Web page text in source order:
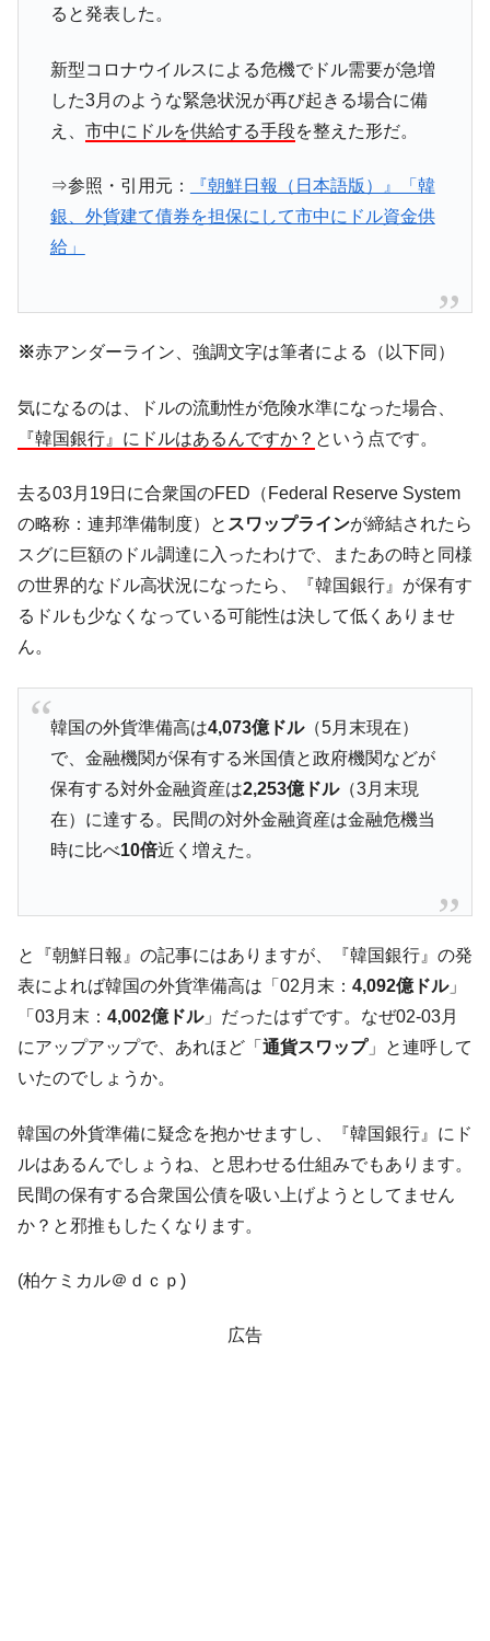
『Money1』
【速報】韓国株式市場の暴落・本日07月29
発動！
『Money1』
IT産業は人を雇用する効果は低い。全産業の
半分未満しか雇用を生まない
のは政界の責任だ」
『Money1』
韓国「2026年1Q 資金循環統計」面白い結果
に。
韓国化学企業最大手『ロッテケミカル』純
借入金が約8兆。信用格付け「ネガティブ」にダウン
『Money1』
韓国株式市場･暗黒の火曜日。サーキットブ
『Money1』 韓国･カードローン金利「15％」突破！
Fact1
日本の誇る海洋資源調査船『白嶺』は先進技術の
夏の甲子園、優勝校を最も多く輩出している都道
府県とは？
今話題の「楽天ライオンズ」とは？
Fact1 奇跡の毛色「白毛馬」とは？
Fact1
Fact1
発表から2日で大崩壊、鳴かず飛ばずに終わりそう
なスーパーリーグとは？
Fact1
日本人マスターズ挑戦の歴史。松山以前に最高位
だった選手とは？
Fact1
甲子園通算本塁打、最多の清原に次いで多く打っ
Fact1 セレクトセールの高額取引馬が稼いだ金額とは？
ると発表した。
新型コロナウイルスによる危機でドル需要が急増
した3月のような緊急状況が再び起きる場合に備
え、 市中にドルを供給する手段を整えた形だ。
⇒参照・引用元：
『朝鮮日報（日本語版）』「韓
銀、外貨建て債券を担保にして市中にドル資金供
給」
※赤アンダーライン、強調文字は筆者による（以下同）
気になるのは、ドルの流動性が危険水準になった場合、
『韓国銀行』にドルはあるんですか？ という点です。
去る03月19日に合衆国のFED（Federal Reserve System
の略称：連邦準備制度）と スワップラインが締結されたら
スグに巨額のドル調達に入ったわけで、またあの時と同様
の世界的なドル高状況になったら、『韓国銀行』が保有す
るドルも少なくなっている可能性は決して低くありませ
ん。
韓国の外貨準備高は4,073億ドル（5月末現在）
で、金融機関が保有する米国債と政府機関などが
保有する対外金融資産は2,253億ドル（3月末現
在）に達する。民間の対外金融資産は金融危機当
時に比べ10倍近く増えた。
と『朝鮮日報』の記事にはありますが、『韓国銀行』の発
表によれば韓国の外貨準備高は「02月末： 4,092億ドル」
「03月末： 4,002億ドル」だったはずです。なぜ02-03月
にアップアップで、あれほど「 通貨スワップ」と連呼して
いたのでしょうか。
韓国の外貨準備に疑念を抱かせますし、『韓国銀行』にド
ルはあるんでしょうね、と思わせる仕組みでもあります。
民間の保有する合衆国公債を吸い上げようとしてません
か？と邪推もしたくなります。
(柏ケミカル＠ｄｃｐ)
広告